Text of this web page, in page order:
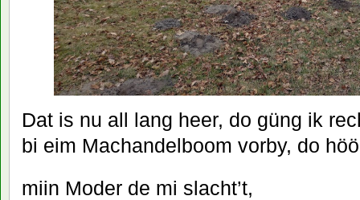
Dat is nu all lang heer, do güng ik
bi eim Machandelboom vorby, do
miin Moder de mi slacht’t,